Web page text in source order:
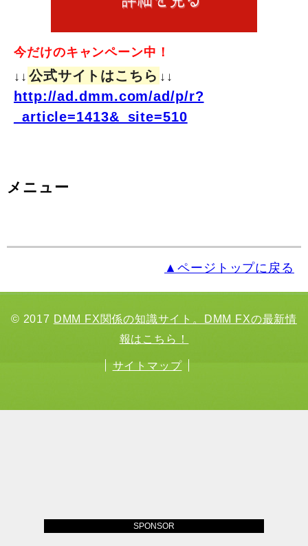
今だけのキャンペーン中！
↓↓ 公式サイトはこちら ↓↓
http://ad.dmm.com/ad/p/r?
_article=1413&_site=510
メニュー
▲ページトップに戻る
© 2017 DMM FX関係の知識サイト。DMM FXの最新情
報はこちら！
サイトマップ
SPONSOR